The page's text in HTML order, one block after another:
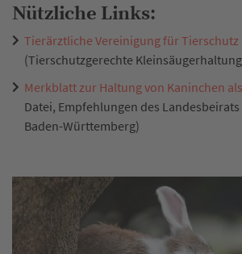
Nützliche Links:
Tierärztliche Vereinigung für Tierschutz
(Tierschutzgerechte
Merkblatt zur Haltung von Kaninchen
Datei, Empfehlungen des
Baden-Württemberg)